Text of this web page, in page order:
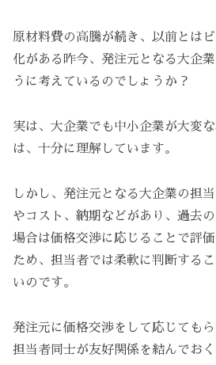
原材料費の高騰が続き、以前とは
化がある昨今、発注元となる大企
うに考えているのでしょうか？
実は、大企業でも中小企業が大変
は、十分に理解しています。
しかし、発注元となる大企業の担
やコスト、納期などがあり、過去
場合は価格交渉に応じることで評
ため、担当者では柔軟に判断する
いのです。
発注元に価格交渉をして応じても
担当者同士が友好関係を結んでお